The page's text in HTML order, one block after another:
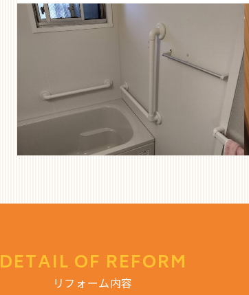
DETAIL OF REFORM
リフォーム内容